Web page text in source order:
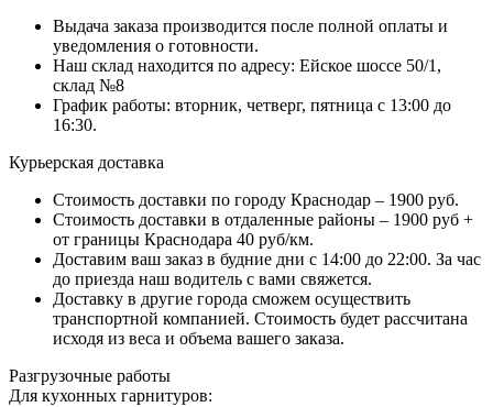
Выдача заказа производится после полной оплаты и
уведомления о готовности.
Наш склад находится по адресу: Ейское шоссе 50/1,
склад №8
График работы: вторник, четверг, пятница с 13:00 до
16:30.
Курьерская доставка
Стоимость доставки по городу Краснодар – 1900 руб.
Стоимость доставки в отдаленные районы – 1900 руб +
от границы Краснодара 40 руб/км.
Доставим ваш заказ в будние дни с 14:00 до 22:00. За час
до приезда наш водитель с вами свяжется.
Доставку в другие города сможем осуществить
транспортной компанией. Стоимость будет рассчитана
исходя из веса и объема вашего заказа.
Разгрузочные работы
Для кухонных гарнитуров: